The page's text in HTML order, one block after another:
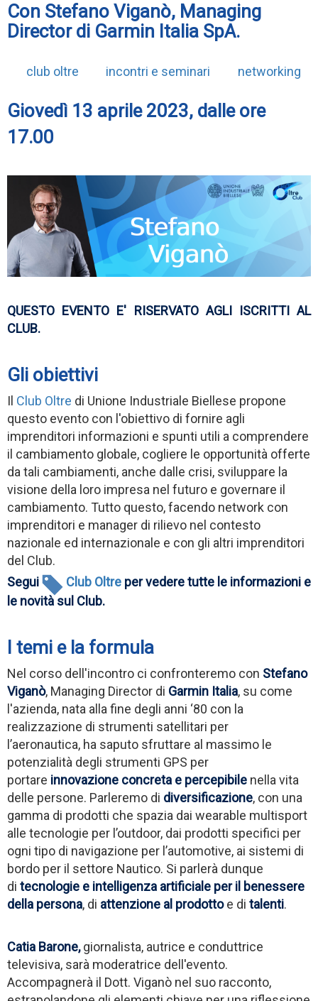
Con Stefano Viganò, Managing
Director di Garmin Italia SpA.
club oltre incontri e seminari networking
Giovedì 13 aprile 2023, dalle ore
17.00
QUESTO EVENTO E' RISERVATO AGLI ISCRITTI AL
CLUB.
Gli obiettivi
Il Club Oltre di Unione Industriale Biellese propone
questo evento con l'obiettivo di fornire agli
imprenditori informazioni e spunti utili a comprendere
il cambiamento globale, cogliere le opportunità offerte
da tali cambiamenti, anche dalle crisi, sviluppare la
visione della loro impresa nel futuro e governare il
cambiamento. Tutto questo, facendo network con
imprenditori e manager di rilievo nel contesto
nazionale ed internazionale e con gli altri imprenditori
del Club.
Segui
Club Oltre per vedere tutte le informazioni e
le novità sul Club.
I temi e la formula
Nel corso dell'incontro ci confronteremo con Stefano
Viganò, Managing Director di Garmin Italia, su come
l'azienda, nata alla fine degli anni ‘80 con la
realizzazione di strumenti satellitari per
l’aeronautica, ha saputo sfruttare al massimo le
potenzialità degli strumenti GPS per
portare innovazione concreta e percepibile nella vita
delle persone. Parleremo di diversificazione, con una
gamma di prodotti che spazia dai wearable multisport
alle tecnologie per l’outdoor, dai prodotti specifici per
ogni tipo di navigazione per l’automotive, ai sistemi di
bordo per il settore Nautico. Si parlerà dunque
di tecnologie e intelligenza artificiale per il benessere
della persona, di attenzione al prodotto e di talenti.
Catia Barone,giornalista, autrice e conduttrice
televisiva, sarà moderatrice dell'evento.
Accompagnerà il Dott. Viganò nel suo racconto,